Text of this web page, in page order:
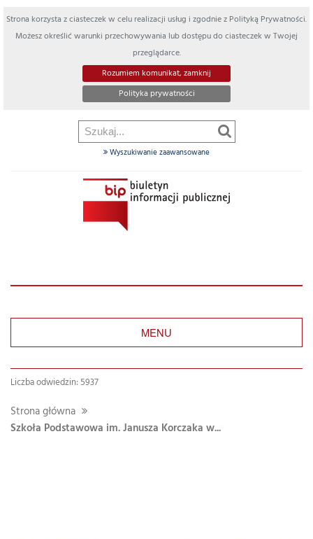
Strona korzysta z ciasteczek w celu realizacji usług i zgodnie z Polityką Prywatności.
Możesz określić warunki przechowywania lub dostępu do ciasteczek w Twojej
przeglądarce.
Rozumiem komunikat, zamknij
Polityka prywatności
Wyszukiwanie zaawansowane
MENU
Liczba odwiedzin: 5937
Strona główna
Szkoła Podstawowa im. Janusza Korczaka w...